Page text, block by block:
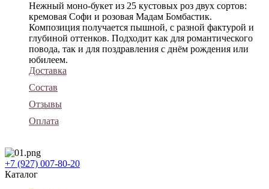
Нежный моно-букет из 25 кустовых роз двух сортов:
кремовая Софи и розовая Мадам Бомбастик.
Композиция получается пышной, с разной фактурой и
глубиной оттенков. Подходит как для романтического
повода, так и для поздравления с днём рождения или
юбилеем.
Доставка
Состав
Отзывы
Оплата
+7 (927) 007-80-20
Каталог